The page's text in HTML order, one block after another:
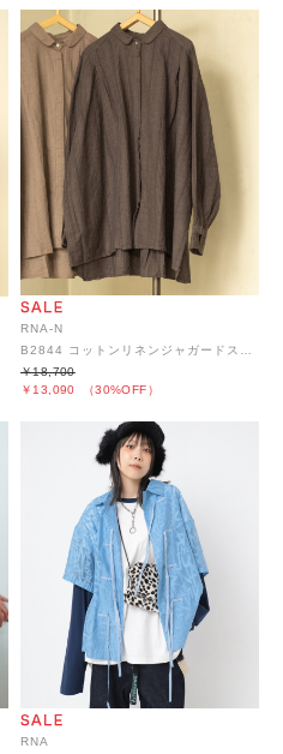
RNA-N
B2844 コットンリネンジャガードストライプシャツブラウス
￥13,090 （30%OFF）
￥18,700
RNA